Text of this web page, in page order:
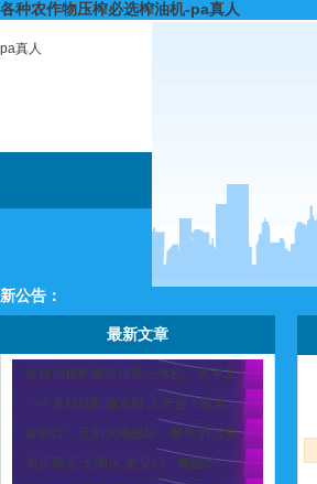
各种农作物压榨必选榨油机-pa真人
pa真人
新公告：
最新文章
全自动糍粑成型排盘一体机，无手工
小小米粉机制造米粉 大产业！跟着
爆炒灶，无明火电磁炉，餐馆酒店学
厨房新宠,无明火,更安心。电磁炉